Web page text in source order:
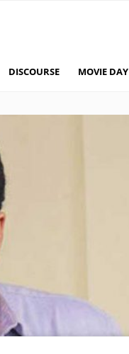
DISCOURSE MOVIE DAY